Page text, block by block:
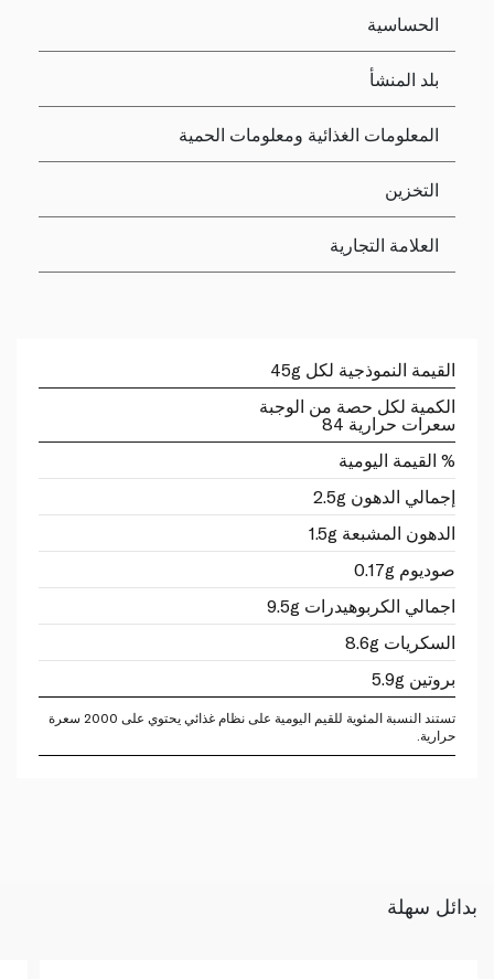
الحساسية
بلد المنشأ
المعلومات الغذائية ومعلومات الحمية
التخزين
العلامة التجارية
القيمة النموذجية لكل 45g
الكمية لكل حصة من الوجبة
سعرات حرارية 84
% القيمة اليومية
إجمالي الدهون 2.5g
الدهون المشبعة 1.5g
صوديوم 0.17g
اجمالي الكربوهيدرات 9.5g
السكريات 8.6g
بروتين 5.9g
تستند النسبة المئوية للقيم اليومية على نظام غذائي يحتوي على 2000 سعرة
حرارية.
بدائل سهلة